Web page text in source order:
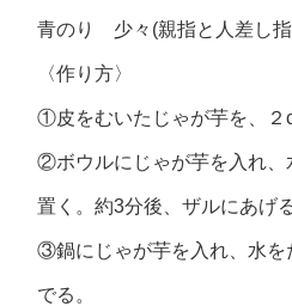
青のり 少々(親指と人差し
〈作り方〉
①皮をむいたじゃが芋を、２
②ボウルにじゃが芋を入れ、
置く。約3分後、ザルにあげる
③鍋にじゃが芋を入れ、水を
でる。